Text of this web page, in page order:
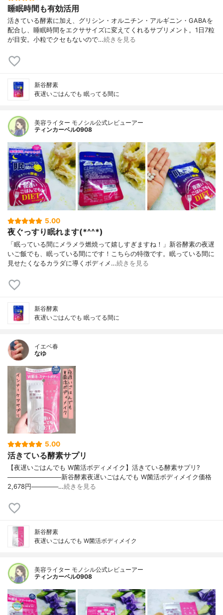
睡眠時間も有効活用
活きている酵素に加え、グリシン・オルニチン・アルギニン・GABAを
配合し、睡眠時間をエクササイズに変えてくれるサプリメント。1日7粒
が目安。小粒でクセもないので…続きを見る
新谷酵素
夜遅いごはんでも 眠ってる間に
美容ライター モノシル公式レビューアー
ティンカーベル0908
5.00
夜ぐっすり眠れます(*^^*)
「眠っている間にメラメラ燃焼って嬉しすぎますね！」新谷酵素の夜遅
いご飯でも、眠っている間にです！こちらの特徴です。眠っている間に
見せたくなるカラダに導くボディメ…続きを見る
新谷酵素
夜遅いごはんでも 眠ってる間に
イエベ春
なゆ
5.00
活きている酵素サプリ
【夜遅いごはんでも W菌活ボディメイク】活きている酵素サプリ?
────────────新谷酵素夜遅いごはんでも W菌活ボディメイク価格
2,678円──────…続きを見る
新谷酵素
夜遅いごはんでも W菌活ボディメイク
美容ライター モノシル公式レビューアー
ティンカーベル0908